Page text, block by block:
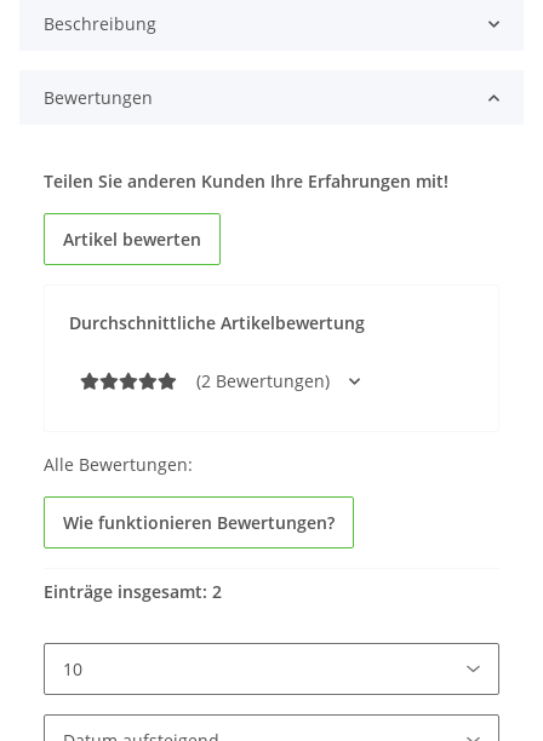
Beschreibung
Bewertungen
Durchschnittliche Artikelbewertung
(2 Bewertungen)
Teilen Sie anderen Kunden Ihre Erfahrungen mit!
Artikel bewerten
Alle Bewertungen:
Wie funktionieren Bewertungen?
Einträge insgesamt: 2